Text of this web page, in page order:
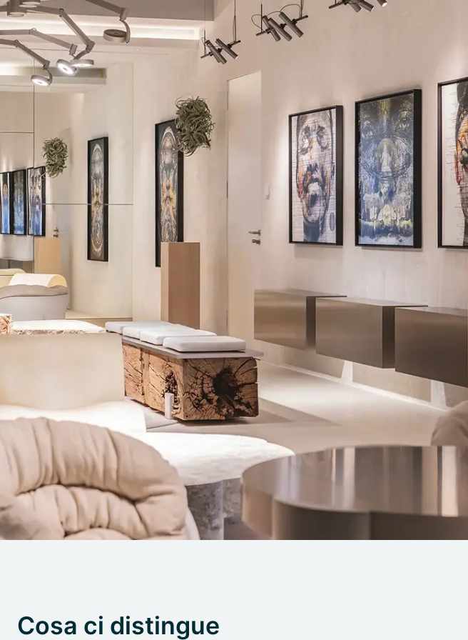
Cosa ci distingue